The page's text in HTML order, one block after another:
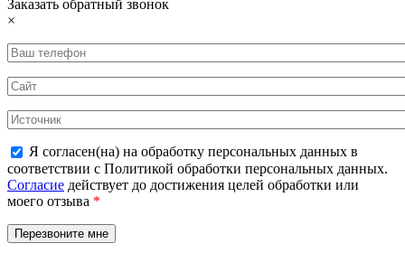
Заказать обратный звонок
×
Я согласен(на) на обработку персональных данных в
соответствии с Политикой обработки персональных данных.
Согласие действует до достижения целей обработки или
моего отзыва *